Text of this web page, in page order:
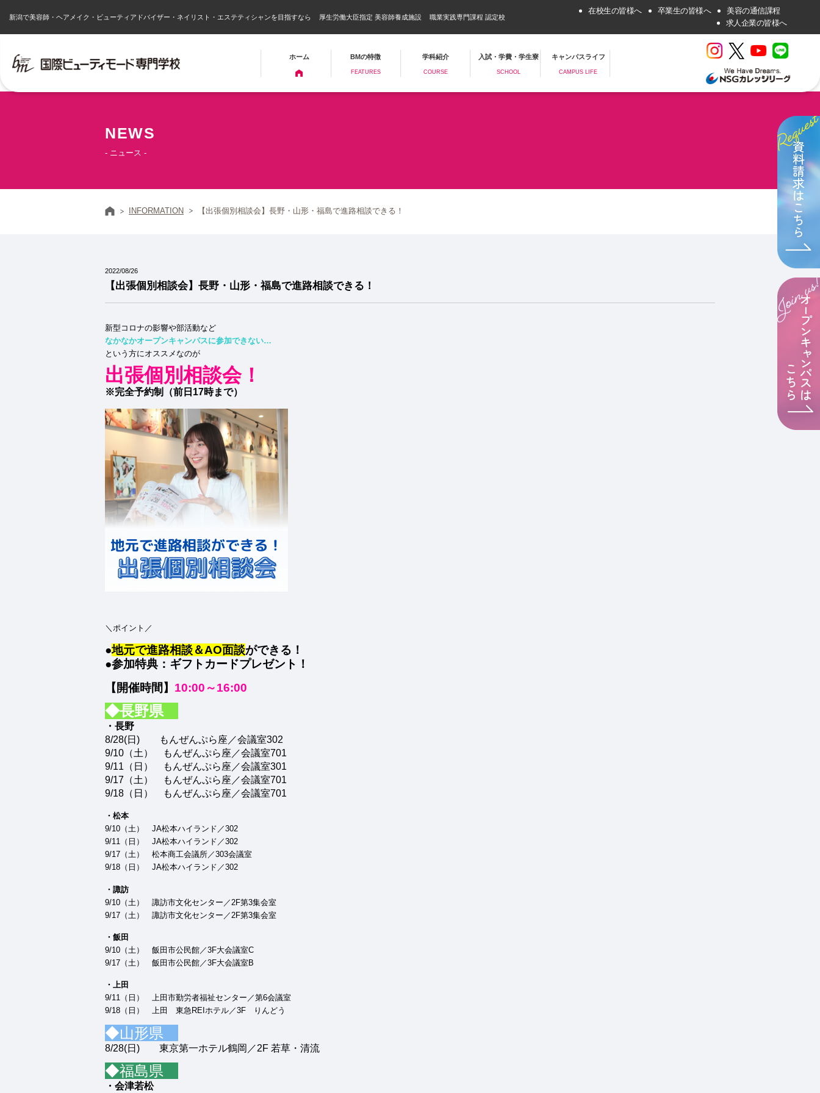
新潟で美容師・ヘアメイク・ビューティアドバイザー・ネイリスト・エステティシャンを目指すなら 厚生労働大臣指定 美容師養成施設 職業実践専門課程 認定校
在校生の皆様へ 卒業生の皆様へ
美容の通信課程
求人企業の皆様へ
ホーム BMの特徴
FEATURES
学科紹介
COURSE
入試・学費・学生寮
SCHOOL
キャンパスライフ
CAMPUS LIFE
NEWS
- ニュース -
ホームINFORMATION 【出張個別相談会】長野・山形・福島で進路相談できる！
2022/08/26
【出張個別相談会】長野・山形・福島で進路相談できる！
新型コロナの影響や部活動など
なかなかオープンキャンパスに参加できない…
という方にオススメなのが
出張個別相談会！
※完全予約制（前日17時まで）
＼ポイント／
●地元で進路相談＆AO面談ができる！
●参加特典：ギフトカードプレゼント！
【開催時間】 10:00～16:00
◆長野県
・長野
8/28(日) もんぜんぷら座／会議室302
9/10（土） もんぜんぷら座／会議室701
9/11（日） もんぜんぷら座／会議室301
9/17（土） もんぜんぷら座／会議室701
9/18（日） もんぜんぷら座／会議室701
・松本
9/10（土） JA松本ハイランド／302
9/11（日） JA松本ハイランド／302
9/17（土） 松本商工会議所／303会議室
9/18（日） JA松本ハイランド／302
・諏訪
9/10（土） 諏訪市文化センター／2F第3集会室
9/17（土） 諏訪市文化センター／2F第3集会室
・飯田
9/10（土） 飯田市公民館／3F大会議室C
9/17（土） 飯田市公民館／3F大会議室B
・上田
9/11（日） 上田市勤労者福祉センター／第6会議室
9/18（日） 上田 東急REIホテル／3F りんどう
◆山形県
8/28(日) 東京第一ホテル鶴岡／2F 若草・清流
◆福島県
・会津若松